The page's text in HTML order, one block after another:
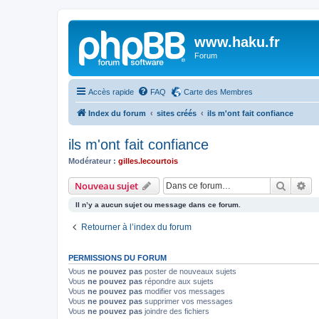
www.haku.fr
Forum
Accès rapide FAQ Carte des Membres
Index du forum sites créés ils m'ont fait confiance
ils m'ont fait confiance
Modérateur : gilles.lecourtois
Nouveau sujet
Il n’y a aucun sujet ou message dans ce forum.
Retourner à l’index du forum
PERMISSIONS DU FORUM
Vous ne pouvez pas poster de nouveaux sujets
Vous ne pouvez pas répondre aux sujets
Vous ne pouvez pas modifier vos messages
Vous ne pouvez pas supprimer vos messages
Vous ne pouvez pas joindre des fichiers